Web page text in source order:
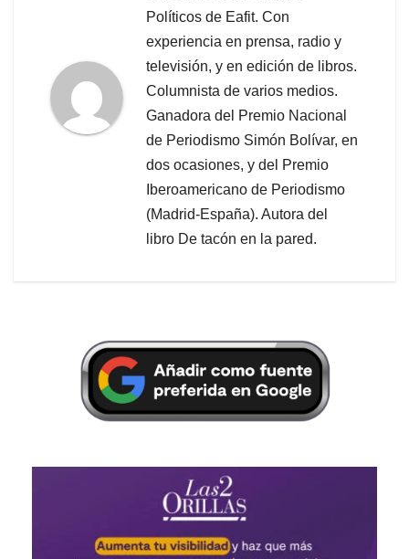
Políticos de Eafit. Con
experiencia en prensa, radio y
televisión, y en edición de libros.
Columnista de varios medios.
Ganadora del Premio Nacional
de Periodismo Simón Bolívar, en
dos ocasiones, y del Premio
Iberoamericano de Periodismo
(Madrid-España). Autora del
libro De tacón en la pared.